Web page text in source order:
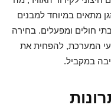
מתאים במיוחד למבנים
חולים ומפעלים. בחירה
המערכת, להפחית את
במקביל.